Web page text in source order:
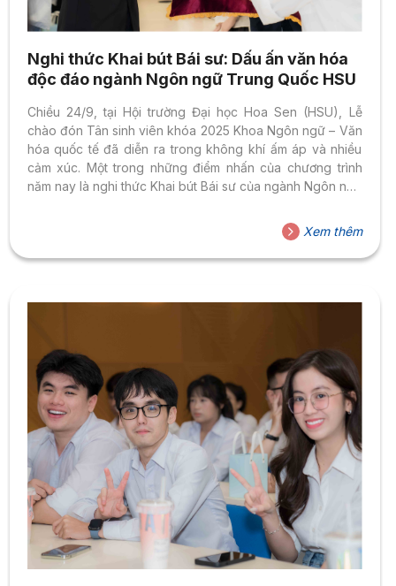
Nghi thức Khai bút Bái sư: Dấu ấn văn hóa
độc đáo ngành Ngôn ngữ Trung Quốc HSU
Chiều 24/9, tại Hội trường Đại học Hoa Sen (HSU), Lễ
chào đón Tân sinh viên khóa 2025 Khoa Ngôn ngữ – Văn
hóa quốc tế đã diễn ra trong không khí ấm áp và nhiều
cảm xúc. Một trong những điểm nhấn của chương trình
năm nay là nghi thức Khai bút Bái sư của ngành Ngôn ngữ
khởi đầu hành trình tri thức. Dấu ấn văn hóa và tri thức
Nếu như ở nhiều trường đại học, lễ chào đón tân sinh viên
thường gói gọn...
Xem thêm